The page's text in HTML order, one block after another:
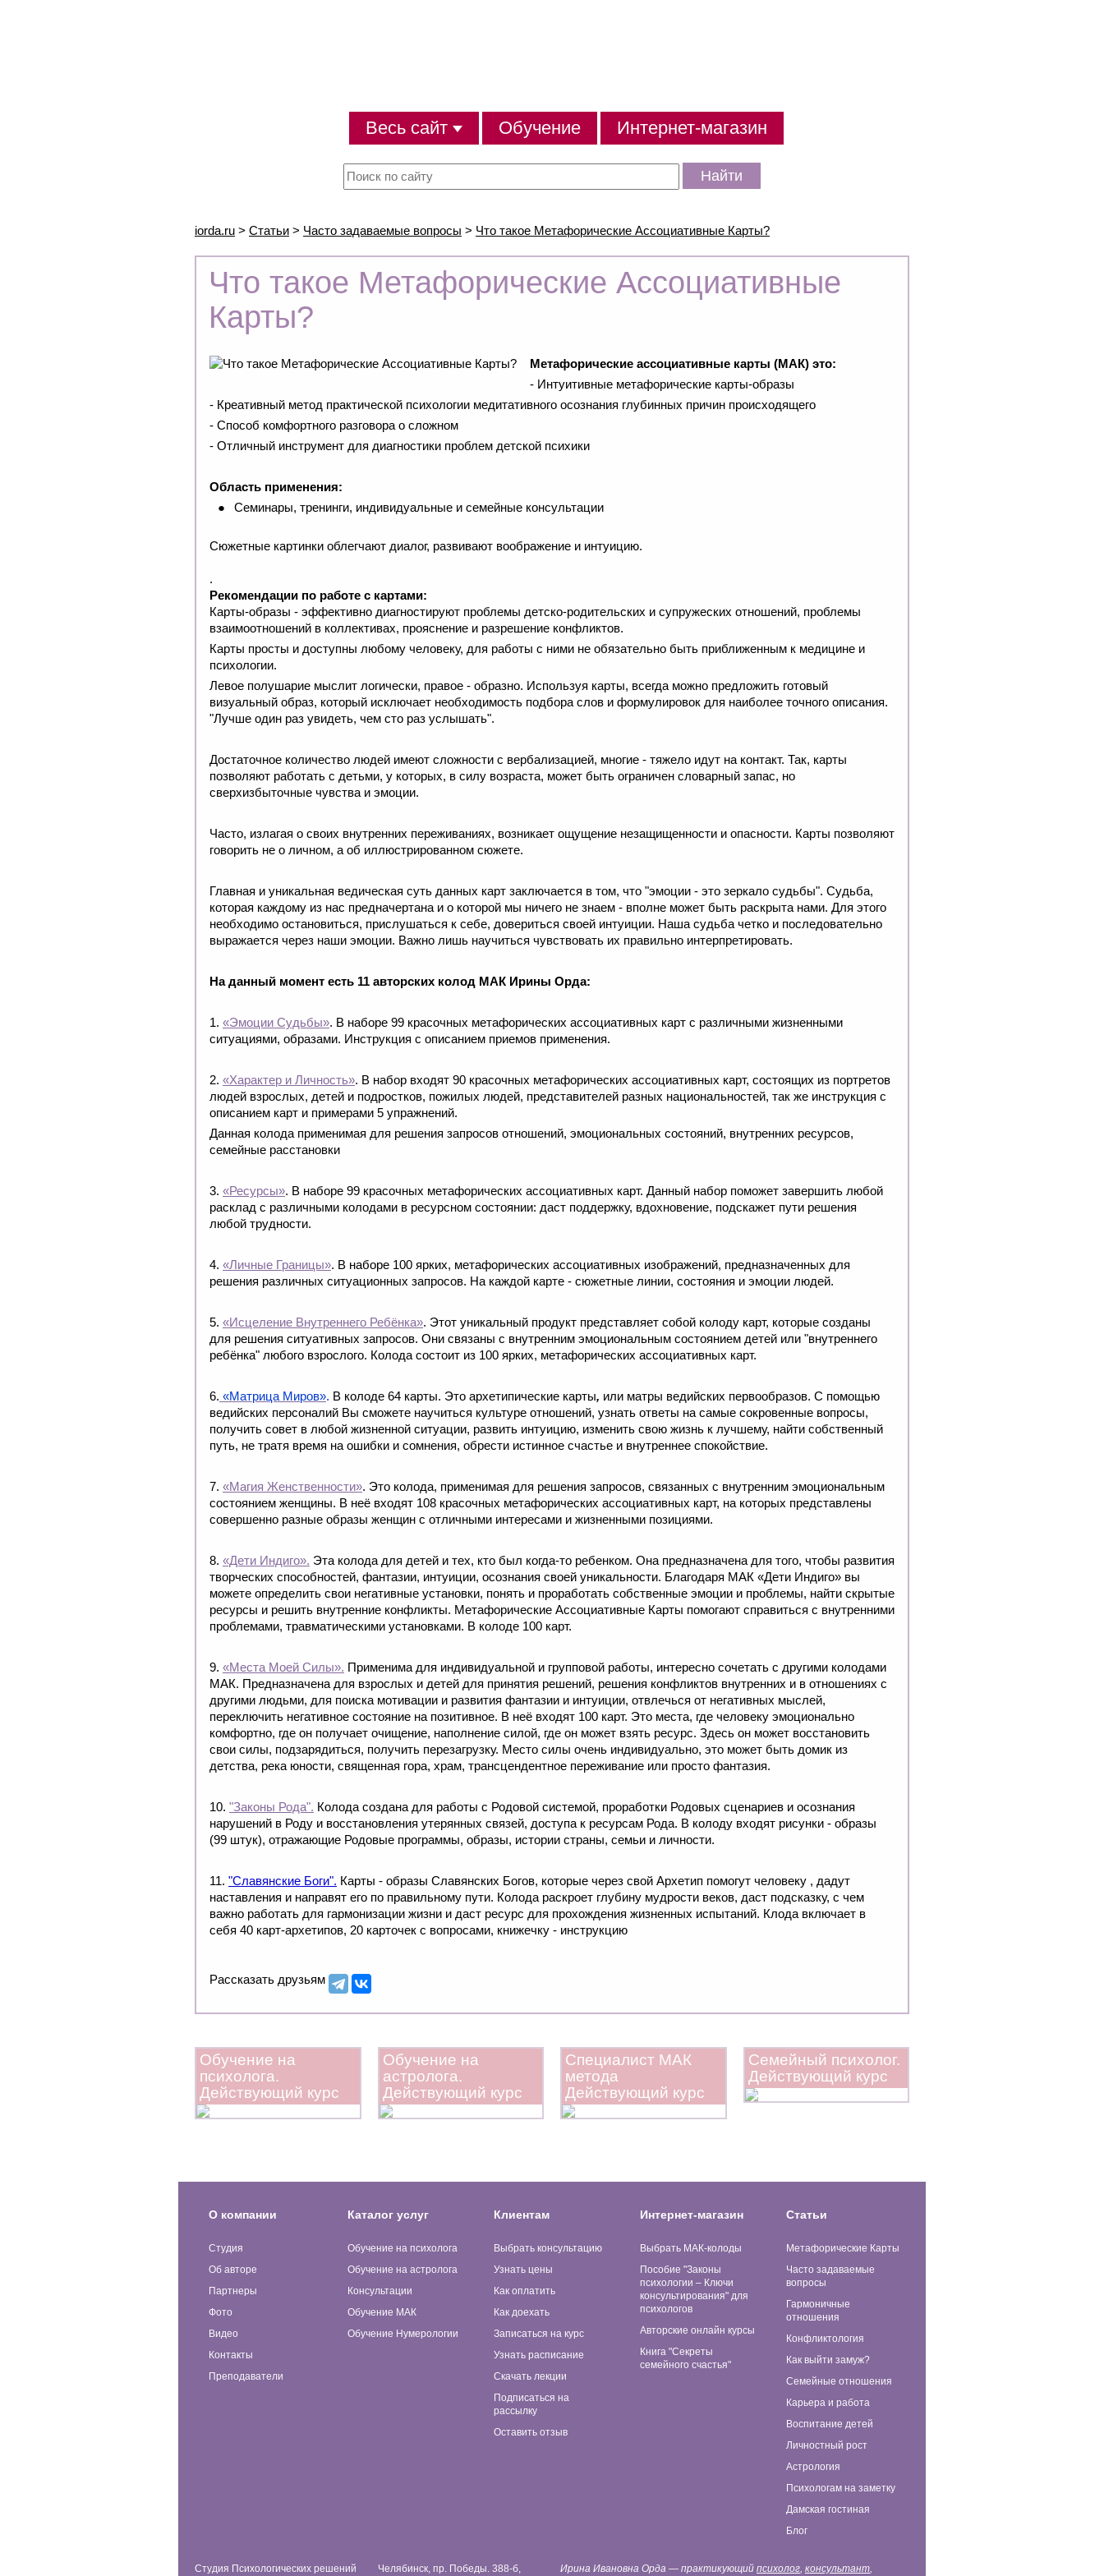
Весь сайт Обучение Интернет-магазин
Найти
iorda.ru > Статьи > Часто задаваемые вопросы > Что такое Метафорические Ассоциативные Карты?
Что такое Метафорические Ассоциативные
Карты?
Метафорические ассоциативные карты (МАК) это:
- Интуитивные метафорические карты-образы
- Креативный метод практической психологии медитативного осознания глубинных причин происходящего
- Способ комфортного разговора о сложном
- Отличный инструмент для диагностики проблем детской психики
Область применения:
Семинары, тренинги, индивидуальные и семейные консультации
Сюжетные картинки облегчают диалог, развивают воображение и интуицию.
.
Рекомендации по работе с картами:
Карты-образы - эффективно диагностируют проблемы детско-родительских и супружеских отношений, проблемы
взаимоотношений в коллективах, прояснение и разрешение конфликтов.
Карты просты и доступны любому человеку, для работы с ними не обязательно быть приближенным к медицине и
психологии.
Левое полушарие мыслит логически, правое - образно. Используя карты, всегда можно предложить готовый
визуальный образ, который исключает необходимость подбора слов и формулировок для наиболее точного описания.
"Лучше один раз увидеть, чем сто раз услышать".
Достаточное количество людей имеют сложности с вербализацией, многие - тяжело идут на контакт. Так, карты
позволяют работать с детьми, у которых, в силу возраста, может быть ограничен словарный запас, но
сверхизбыточные чувства и эмоции.
Часто, излагая о своих внутренних переживаниях, возникает ощущение незащищенности и опасности. Карты позволяют
говорить не о личном, а об иллюстрированном сюжете.
Главная и уникальная ведическая суть данных карт заключается в том, что "эмоции - это зеркало судьбы". Судьба,
которая каждому из нас предначертана и о которой мы ничего не знаем - вполне может быть раскрыта нами. Для этого
необходимо остановиться, прислушаться к себе, довериться своей интуиции. Наша судьба четко и последовательно
выражается через наши эмоции. Важно лишь научиться чувствовать их правильно интерпретировать.
На данный момент есть 11 авторских колод МАК Ирины Орда:
1. «Эмоции Судьбы». В наборе 99 красочных метафорических ассоциативных карт с различными жизненными
ситуациями, образами. Инструкция с описанием приемов применения.
2. «Характер и Личность». В набор входят 90 красочных метафорических ассоциативных карт, состоящих из портретов
людей взрослых, детей и подростков, пожилых людей, представителей разных национальностей, так же инструкция с
описанием карт и примерами 5 упражнений.
Данная колода применимая для решения запросов отношений, эмоциональных состояний, внутренних ресурсов,
семейные расстановки
3. «Ресурсы». В наборе 99 красочных метафорических ассоциативных карт. Данный набор поможет завершить любой
расклад с различными колодами в ресурсном состоянии: даст поддержку, вдохновение, подскажет пути решения
любой трудности.
4. «Личные Границы». В наборе 100 ярких, метафорических ассоциативных изображений, предназначенных для
решения различных ситуационных запросов. На каждой карте - сюжетные линии, состояния и эмоции людей.
5. «Исцеление Внутреннего Ребёнка». Этот уникальный продукт представляет собой колоду карт, которые созданы
для решения ситуативных запросов. Они связаны с внутренним эмоциональным состоянием детей или "внутреннего
ребёнка" любого взрослого. Колода состоит из 100 ярких, метафорических ассоциативных карт.
6. «Матрица Миров». В колоде 64 карты. Это архетипические карты, или матры ведийских первообразов. С помощью
ведийских персоналий Вы сможете научиться культуре отношений, узнать ответы на самые сокровенные вопросы,
получить совет в любой жизненной ситуации, развить интуицию, изменить свою жизнь к лучшему, найти собственный
путь, не тратя время на ошибки и сомнения, обрести истинное счастье и внутреннее спокойствие.
7. «Магия Женственности». Это колода, применимая для решения запросов, связанных с внутренним эмоциональным
состоянием женщины. В неё входят 108 красочных метафорических ассоциативных карт, на которых представлены
совершенно разные образы женщин с отличными интересами и жизненными позициями.
8. «Дети Индиго». Эта колода для детей и тех, кто был когда-то ребенком. Она предназначена для того, чтобы развития
творческих способностей, фантазии, интуиции, осознания своей уникальности. Благодаря МАК «Дети Индиго» вы
можете определить свои негативные установки, понять и проработать собственные эмоции и проблемы, найти скрытые
ресурсы и решить внутренние конфликты. Метафорические Ассоциативные Карты помогают справиться с внутренними
проблемами, травматическими установками. В колоде 100 карт.
9. «Места Моей Силы». Применима для индивидуальной и групповой работы, интересно сочетать с другими колодами
МАК. Предназначена для взрослых и детей для принятия решений, решения конфликтов внутренних и в отношениях с
другими людьми, для поиска мотивации и развития фантазии и интуиции, отвлечься от негативных мыслей,
переключить негативное состояние на позитивное. В неё входят 100 карт. Это места, где человеку эмоционально
комфортно, где он получает очищение, наполнение силой, где он может взять ресурс. Здесь он может восстановить
свои силы, подзарядиться, получить перезагрузку. Место силы очень индивидуально, это может быть домик из
детства, река юности, священная гора, храм, трансцендентное переживание или просто фантазия.
10. "Законы Рода". Колода создана для работы с Родовой системой, проработки Родовых сценариев и осознания
нарушений в Роду и восстановления утерянных связей, доступа к ресурсам Рода. В колоду входят рисунки - образы
(99 штук), отражающие Родовые программы, образы, истории страны, семьи и личности.
11. "Славянские Боги". Карты - образы Славянских Богов, которые через свой Архетип помогут человеку , дадут
наставления и направят его по правильному пути. Колода раскроет глубину мудрости веков, даст подсказку, с чем
важно работать для гармонизации жизни и даст ресурс для прохождения жизненных испытаний. Клода включает в
себя 40 карт-архетипов, 20 карточек с вопросами, книжечку - инструкцию
Рассказать друзьям
Обучение на
психолога.
Действующий курс
Обучение на
астролога.
Действующий курс
Специалист МАК
метода
Действующий курс
Семейный психолог.
Действующий курс
О компании
Студия
Об авторе
Партнеры
Фото
Видео
Контакты
Преподаватели
Каталог услуг
Обучение на психолога
Обучение на астролога
Консультации
Обучение МАК
Обучение Нумерологии
Клиентам
Выбрать консультацию
Узнать цены
Как оплатить
Как доехать
Записаться на курс
Узнать расписание
Скачать лекции
Подписаться на
рассылку
Оставить отзыв
Интернет-магазин
Выбрать МАК-колоды
Пособие "Законы
психологии – Ключи
консультирования" для
психологов
Авторские онлайн курсы
Книга "Секреты
семейного счастья"
Статьи
Метафорические Карты
Часто задаваемые
вопросы
Гармоничные
отношения
Конфликтология
Как выйти замуж?
Семейные отношения
Карьера и работа
Воспитание детей
Личностный рост
Астрология
Психологам на заметку
Дамская гостиная
Блог
Студия Психологических решений
Челябинск, пр. Победы. 388-б,
Ирина Ивановна Орда — практикующий психолог консультант